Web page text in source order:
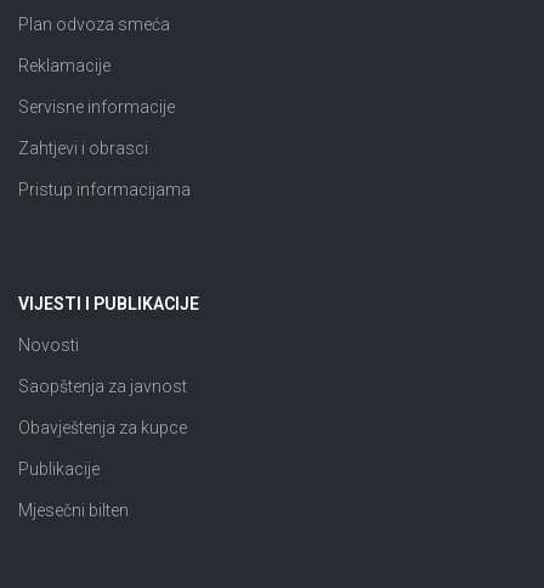
Plan odvoza smeća
Reklamacije
Servisne informacije
Zahtjevi i obrasci
Pristup informacijama
VIJESTI I PUBLIKACIJE
Novosti
Saopštenja za javnost
Obavještenja za kupce
Publikacije
Mjesečni bilten